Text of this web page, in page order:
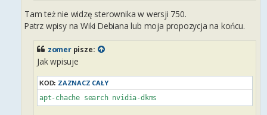
Tam też nie widzę sterownika w wersji 750.
Patrz wpisy na Wiki Debiana lub moja propozycja na końcu.
zomerpisze:
Jak wpisuje
KOD: ZAZNACZ CAŁY
apt-chache search nvidia-dkms